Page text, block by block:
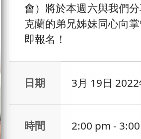
會）將於本週六與我們
克蘭的弟兄姊妹同心向
即報名！
日期 3月 19日
時間 2:00 pm -